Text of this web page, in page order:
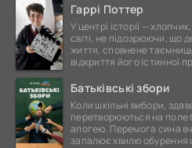
Гаррі Поттер
У центрі історії —
світі, не підозрюючи, що
життя, сповнене
відкриття його істинної
Батьківські збори
Коли шкільні вибори,
перетворюються на поле
апогею. Перемога сина
запалює хвилю обурення